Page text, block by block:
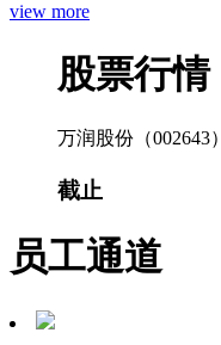
view more
股票行情
万润股份（002643）
截止
员工通道